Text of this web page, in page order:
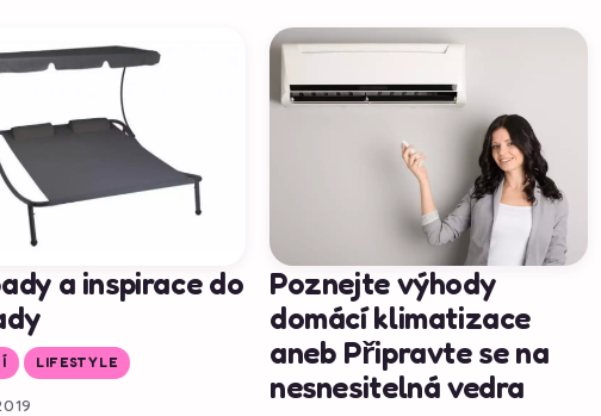
a inspirace do
LIFESTYLE
Poznejte výhody
domácí klimatizace
aneb Připravte se na
nesnesitelná vedra